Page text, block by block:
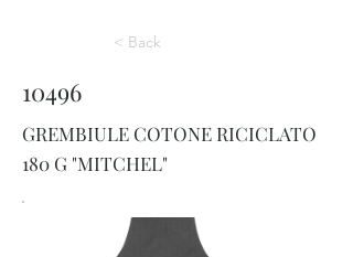
< Back
10496
GREMBIULE COTONE RICICLATO
180 G "MITCHEL"